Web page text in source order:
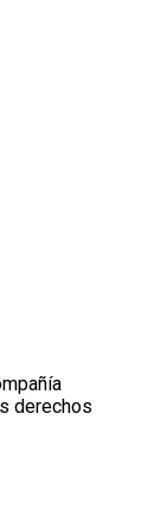
derechos